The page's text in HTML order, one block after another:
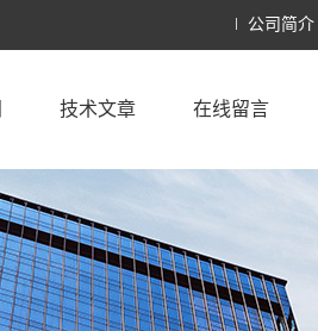
公司简介
技术文章 在线留言